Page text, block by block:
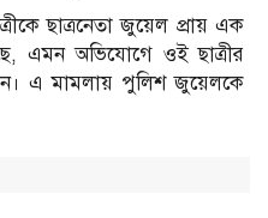
ছাত্রনেতা জুয়েল প্রায় এক
এমন অভিযোগে ওই ছাত্রীর
এ মামলায় পুলিশ জুয়েলকে